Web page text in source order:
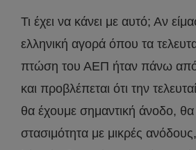
Τι έχει να κάνει με αυτό; Αν
ελληνική αγορά όπου τα
πτώση του ΑΕΠ ήταν πάνω
και προβλέπεται ότι την
θα έχουμε σημαντική άνοδο, θα
στασιμότητα με μικρές